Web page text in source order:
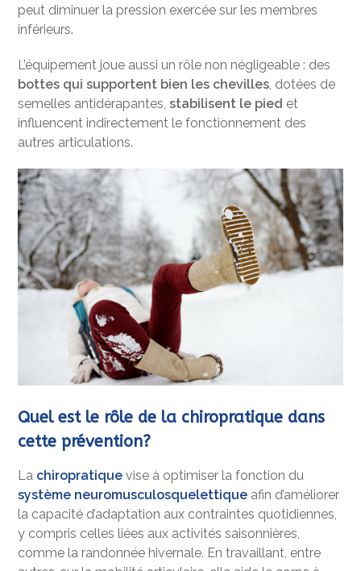
peut diminuer la pression exercée sur les membres
inférieurs.
L’équipement joue aussi un rôle non négligeable : des
bottes qui supportent bien les chevilles, dotées de
semelles antidérapantes,stabilisent le pied et
influencent indirectement le fonctionnement des
autres articulations.
Quel est le rôle de la chiropratique dans
cette prévention?
La chiropratique vise à optimiser la fonction du
système neuromusculosquelettique afin d’améliorer
la capacité d’adaptation aux contraintes quotidiennes,
y compris celles liées aux activités saisonnières,
comme la randonnée hivernale. En travaillant, entre